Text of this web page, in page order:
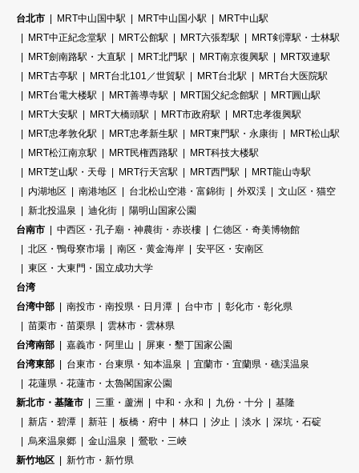
台北市 MRT中山国中駅 MRT中山国小駅
MRT中山駅
MRT中正紀念堂駅
MRT公館駅 MRT六張犁駅
MRT剣潭駅・士林駅
MRT劍南路駅・大直駅
MRT北門駅 MRT南京復興駅
MRT双連駅
MRT古亭駅
MRT台北101／世貿駅 MRT台北駅
MRT台大医院駅
MRT台電大楼駅
MRT善導寺駅 MRT国父紀念館駅
MRT圓山駅
MRT大安駅
MRT大橋頭駅 MRT市政府駅
MRT忠孝復興駅
MRT忠孝敦化駅
MRT忠孝新生駅 MRT東門駅・永康街
MRT松山駅
MRT松江南京駅
MRT民権西路駅
MRT科技大楼駅
MRT芝山駅・天母
MRT行天宮駅 MRT西門駅
MRT龍山寺駅
内湖地区
南港地区 台北松山空港・富錦街 外双渓
文山区・猫空
新北投温泉
迪化街
陽明山国家公園
台南市
中西区・孔子廟・神農街・赤崁樓
仁徳区・奇美博物館
北区・鴨母寮市場
南区・黄金海岸
安平区・安南区
東区・大東門・国立成功大学
台湾
台湾中部
南投市・南投県・日月潭 台中市
彰化市・彰化県
苗栗市・苗栗県
雲林市・雲林県
台湾南部
嘉義市・阿里山
屏東・墾丁国家公園
台湾東部
台東市・台東県・知本温泉
宜蘭市・宜蘭県・礁渓温泉
花蓮県・花蓮市・太魯閣国家公園
新北市・基隆市
三重・蘆洲 中和・永和 九份・十分
基隆
新店・碧潭
新荘 板橋・府中 林口 汐止 淡水
深坑・石碇
烏來温泉郷
金山温泉
鶯歌・三峽
新竹地区
新竹市・新竹県